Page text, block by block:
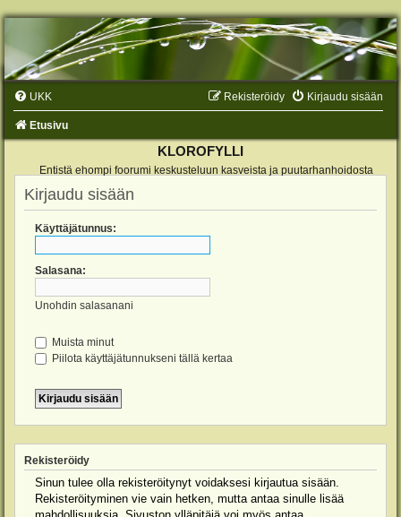
UKK Kirjaudu sisään
Rekisteröidy
Etusivu
KLOROFYLLI
Entistä ehompi foorumi keskusteluun kasveista ja puutarhanhoidosta
Kirjaudu sisään
Käyttäjätunnus:
Salasana:
Unohdin salasanani
Muista minut
Piilota käyttäjätunnukseni tällä kertaa
Rekisteröidy
Sinun tulee olla rekisteröitynyt voidaksesi kirjautua sisään.
Rekisteröityminen vie vain hetken, mutta antaa sinulle lisää